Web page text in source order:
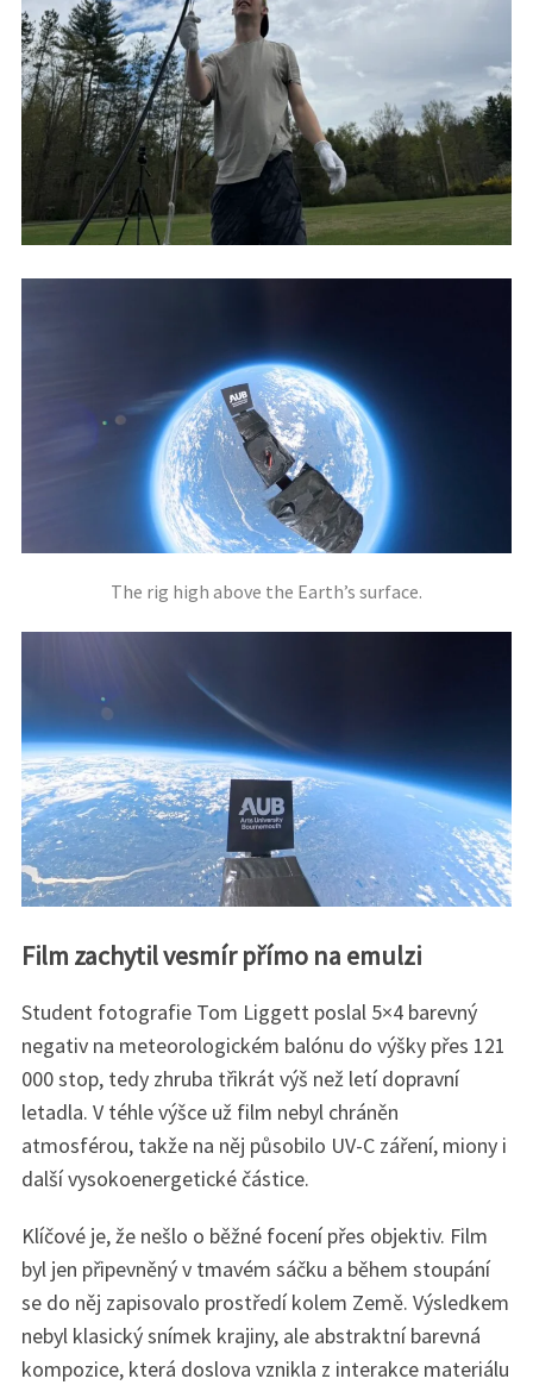
The rig high above the Earth’s surface.
Film zachytil vesmír přímo na emulzi
Student fotografie Tom Liggett poslal 5×4 barevný
negativ na meteorologickém balónu do výšky přes 121
000 stop, tedy zhruba třikrát výš než letí dopravní
letadla. V téhle výšce už film nebyl chráněn
atmosférou, takže na něj působilo UV-C záření, miony i
další vysokoenergetické částice.
Klíčové je, že nešlo o běžné focení přes objektiv. Film
byl jen připevněný v tmavém sáčku a během stoupání
se do něj zapisovalo prostředí kolem Země. Výsledkem
nebyl klasický snímek krajiny, ale abstraktní barevná
kompozice, která doslova vznikla z interakce materiálu
S
e
r
c
o
r